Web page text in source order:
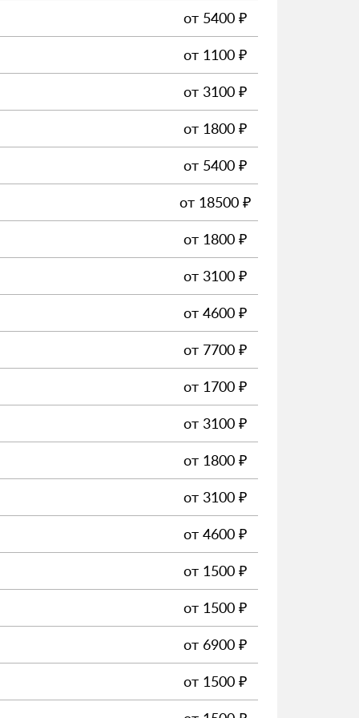
от 5400 ₽
от 1100 ₽
от 3100 ₽
от 1800 ₽
от 5400 ₽
от 18500 ₽
от 1800 ₽
от 3100 ₽
от 4600 ₽
от 7700 ₽
от 1700 ₽
от 3100 ₽
от 1800 ₽
от 3100 ₽
от 4600 ₽
от 1500 ₽
от 1500 ₽
от 6900 ₽
от 1500 ₽